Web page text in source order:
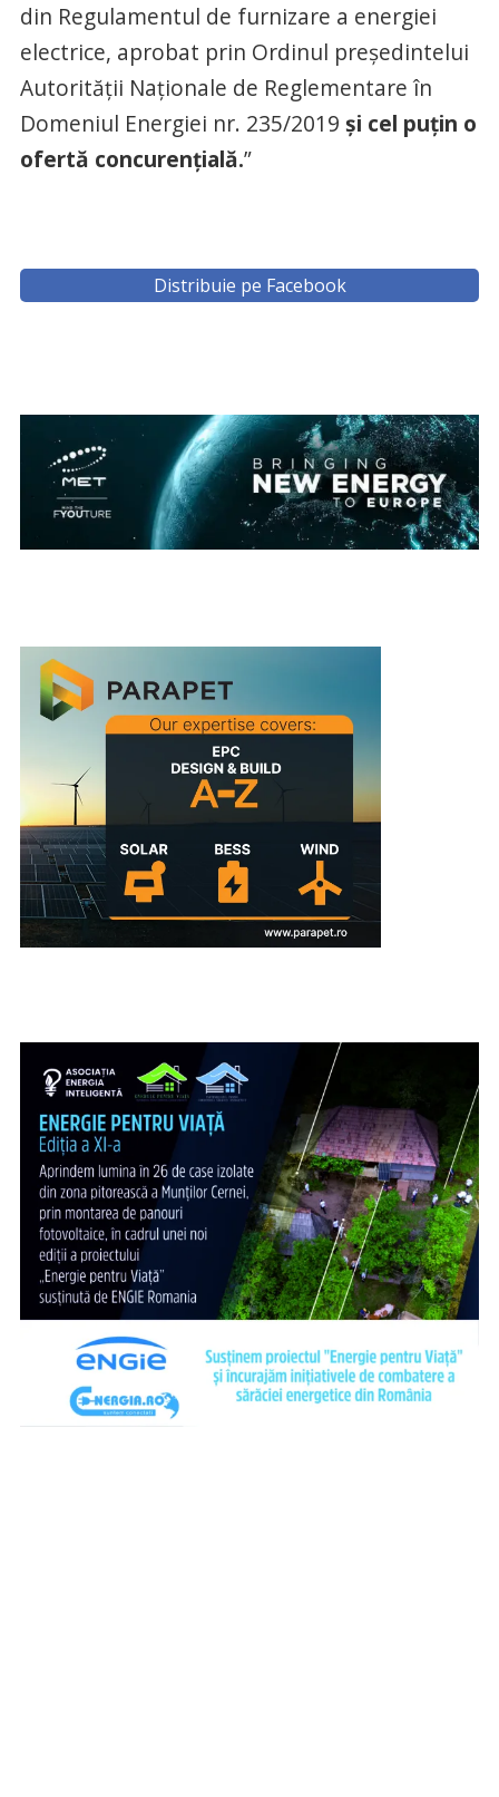
din Regulamentul de furnizare a energiei
electrice, aprobat prin Ordinul președintelui
Autorității Naționale de Reglementare în
Domeniul Energiei nr. 235/2019 și cel puțin o
ofertă concurențială.”
Distribuie pe Facebook